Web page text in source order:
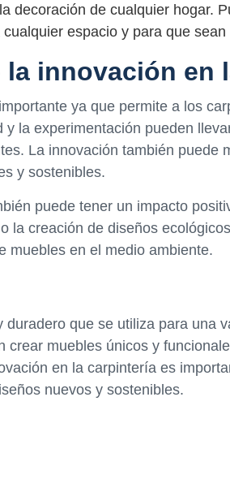
decoración de cualquier hogar.
espacio y para que
innovación en
ya que permite a los
la experimentación pueden
La innovación también puede
y sostenibles.
puede tener un impacto
la creación de diseños
muebles en el medio ambiente.
que se utiliza para una
crear muebles únicos y
en la carpintería es
nuevos y sostenibles.